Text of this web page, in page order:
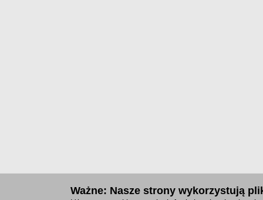
Ważne: Nasze strony wykorzystują